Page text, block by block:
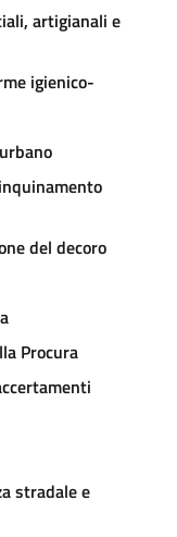
artigianali e
igienico-
del decoro
Procura
stradale e